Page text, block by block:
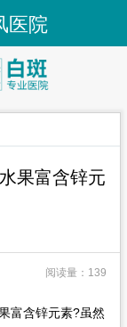
医院
果富含锌元
阅读量：139
富含锌元素?虽然